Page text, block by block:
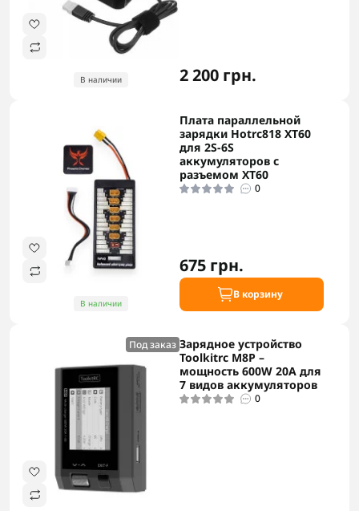
В наличии 2 200 грн.
В наличии
Плата параллельной
зарядки Hotrc818 XT60
для 2S-6S
аккумуляторов с
разъемом XT60
0
675 грн.
В корзину
Под заказ Зарядное устройство
Toolkitrc M8P –
мощность 600W 20A для
7 видов аккумуляторов
0